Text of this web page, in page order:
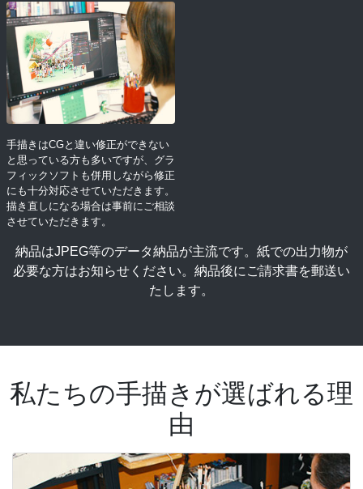
手描きはCGと違い修正ができない
と思っている方も多いですが、グラ
フィックソフトも併用しながら修正
にも十分対応させていただきます。
描き直しになる場合は事前にご相談
させていただきます。
納品はJPEG等のデータ納品が主流です。紙での出力物が
必要な方はお知らせください。納品後にご請求書を郵送い
たします。
私たちの手描きが選ばれる理
由